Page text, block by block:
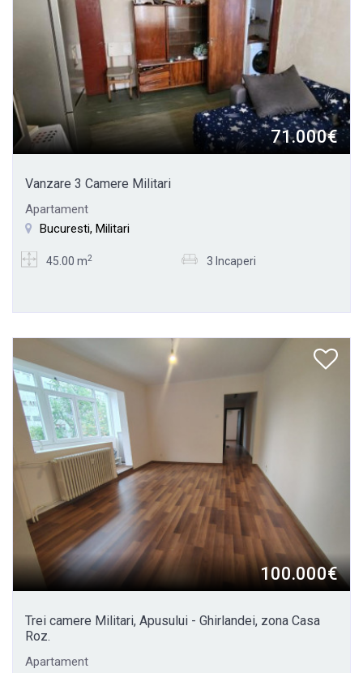
71.000€
Vanzare 3 Camere Militari
Apartament
Bucuresti, Militari
45.00 m2 3 Incaperi
100.000€
Trei camere Militari, Apusului - Ghirlandei, zona Casa
Roz.
Apartament